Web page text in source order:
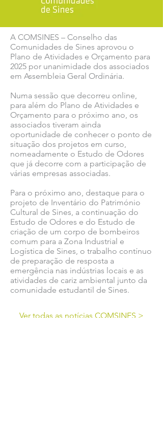
A COMSINES – Conselho das
Comunidades de Sines aprovou o
Plano de Atividades e Orçamento para
2025 por unanimidade dos associados
em Assembleia Geral Ordinária.
Numa sessão que decorreu online,
para além do Plano de Atividades e
Orçamento para o próximo ano, os
associados tiveram ainda
oportunidade de conhecer o ponto de
situação dos projetos em curso,
nomeadamente o Estudo de Odores
que já decorre com a participação de
várias empresas associadas.
Para o próximo ano, destaque para o
projeto de Inventário do Património
Cultural de Sines, a continuação do
Estudo de Odores e do Estudo de
criação de um corpo de bombeiros
comum para a Zona Industrial e
Logística de Sines, o trabalho contínuo
de preparação de resposta a
emergência nas indústrias locais e as
atividades de cariz ambiental junto da
comunidade estudantil de Sines.
Ver todas as notícias COMSINES >